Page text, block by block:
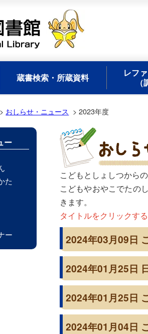
蔵書検索・所蔵資料
レフ
おしらせ・ニュース 2023年度
こどもとしょしつから
こどもやおやこでたの
きます。
タイトルをクリックす
2024年03月09日
2024年01月25日
2024年01月25日
2024年01月04日
ー
た
ー